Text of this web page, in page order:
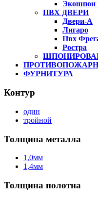
ПВХ ДВЕРИ
Двери-А
Лигаро
Пвх
Ростра
ФУРНИТУРА
Контур
один
тройной
Толщина металла
1,0мм
1,4мм
Толщина полотна